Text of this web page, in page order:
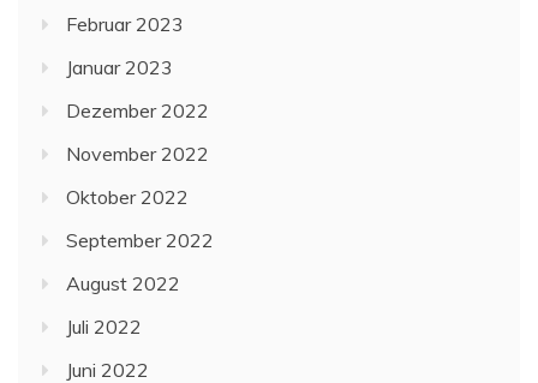
Februar 2023
Januar 2023
Dezember 2022
November 2022
Oktober 2022
September 2022
August 2022
Juli 2022
Juni 2022